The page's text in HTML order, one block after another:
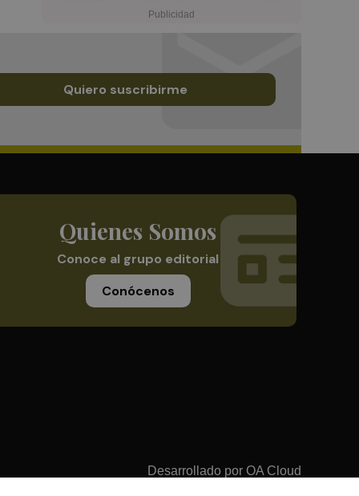
Quiero suscribirme
Quienes Somos
Conoce al grupo editorial
Conócenos
Desarrollado por OA Cloud